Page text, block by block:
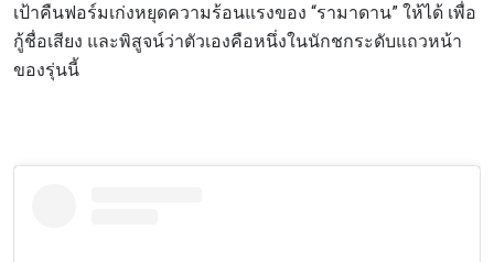
เป้าคืนฟอร์มเก่งหยุดความร้อนแรงของ “รามาดาน” ให้ได้ เพื่อ
กู้ชื่อเสียง และพิสูจน์ว่าตัวเองคือหนึ่งในนักชกระดับแถวหน้า
ของรุ่นนี้